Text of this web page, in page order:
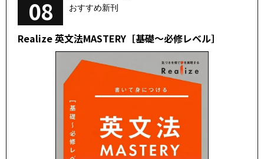
08 おすすめ新刊
Realize 英文法MASTERY［基礎～必修レベル］